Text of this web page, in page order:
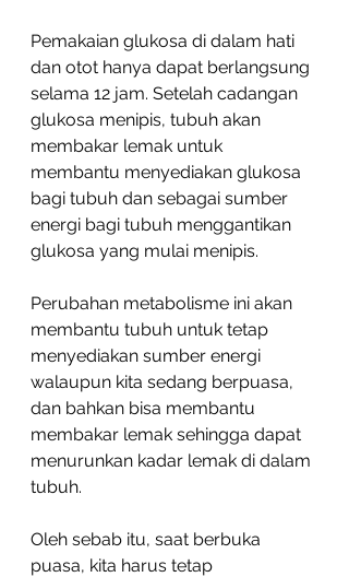
Pemakaian glukosa di dalam hati
dan otot hanya dapat berlangsung
selama 12 jam. Setelah cadangan
glukosa menipis, tubuh akan
membakar lemak untuk
membantu menyediakan glukosa
bagi tubuh dan sebagai sumber
energi bagi tubuh menggantikan
glukosa yang mulai menipis.
Perubahan metabolisme ini akan
membantu tubuh untuk tetap
menyediakan sumber energi
walaupun kita sedang berpuasa,
dan bahkan bisa membantu
membakar lemak sehingga dapat
menurunkan kadar lemak di dalam
tubuh.
Oleh sebab itu, saat berbuka
puasa, kita harus tetap